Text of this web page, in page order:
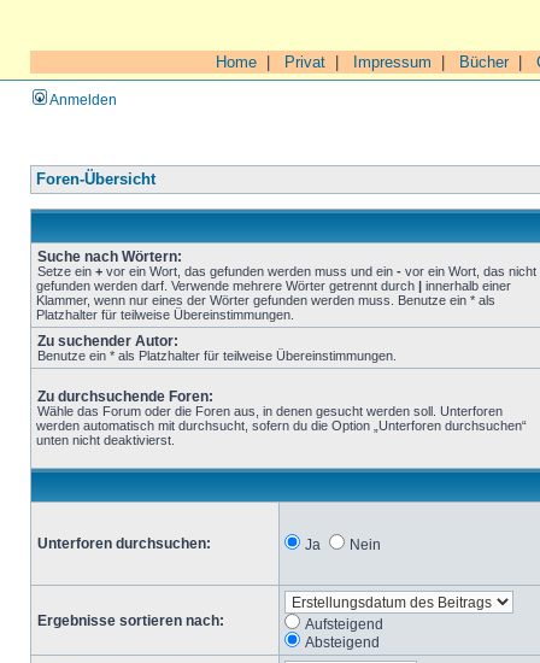
Home Privat Impressum Bücher|
Anmelden
Foren-Übersicht
Suche nach Wörtern:
Setze ein + vor ein Wort, das gefunden werden muss und ein - vor ein Wort, das nicht
gefunden werden darf. Verwende mehrere Wörter getrennt durch | innerhalb einer
Klammer, wenn nur eines der Wörter gefunden werden muss. Benutze ein * als
Platzhalter für teilweise Übereinstimmungen.
Zu suchender Autor:
Benutze ein * als Platzhalter für teilweise Übereinstimmungen.
Zu durchsuchende Foren:
Wähle das Forum oder die Foren aus, in denen gesucht werden soll. Unterforen
werden automatisch mit durchsucht, sofern du die Option „Unterforen durchsuchen“
unten nicht deaktivierst.
Unterforen durchsuchen: Ja Nein
Ergebnisse sortieren nach:
Aufsteigend
Absteigend